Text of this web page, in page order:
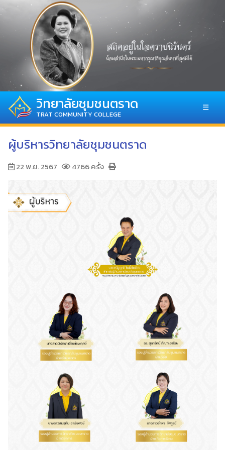
วิทยาลัยชุมชนตราด
TRAT COMMUNITY COLLEGE
☰
ผู้บริหารวิทยาลัยชุมชนตราด
22 พ.ย. 2567 4766 ครั้ง